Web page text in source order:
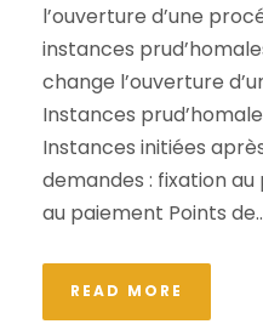
l’ouverture d’une
instances
change l’ouverture
Instances
Instances initiées
demandes : fixation
au paiement Points
READ MORE